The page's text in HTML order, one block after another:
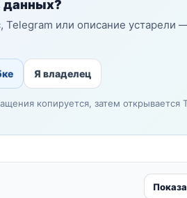
данных?
Telegram или описание
Я владелец
копируется, затем открывается